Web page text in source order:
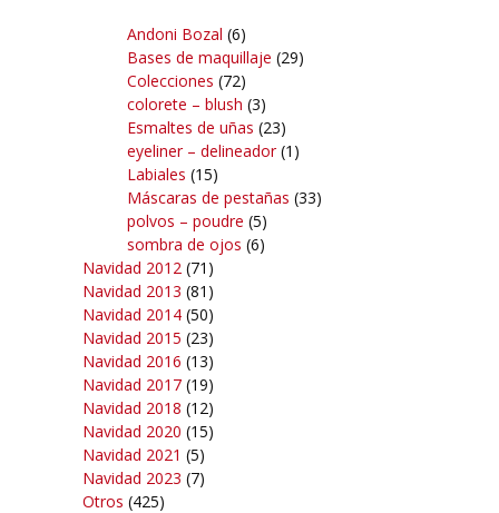
Andoni Bozal (6)
Bases de maquillaje (29)
Colecciones (72)
colorete – blush (3)
Esmaltes de uñas (23)
eyeliner – delineador(1)
Labiales (15)
Máscaras de pestañas (33)
polvos – poudre (5)
sombra de ojos (6)
Navidad 2012 (71)
Navidad 2013 (81)
Navidad 2014 (50)
Navidad 2015 (23)
Navidad 2016 (13)
Navidad 2017 (19)
Navidad 2018 (12)
Navidad 2020 (15)
Navidad 2021 (5)
Navidad 2023 (7)
Otros (425)